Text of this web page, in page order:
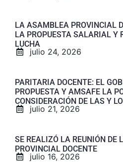
LA ASAMBLEA PROVINCIAL
LA PROPUESTA SALARIAL Y
LUCHA
julio 24, 2026
PARITARIA DOCENTE: EL
PROPUESTA Y AMSAFE LA
CONSIDERACIÓN DE LAS Y
julio 21, 2026
SE REALIZÓ LA REUNIÓN DE
PROVINCIAL DOCENTE
julio 16, 2026